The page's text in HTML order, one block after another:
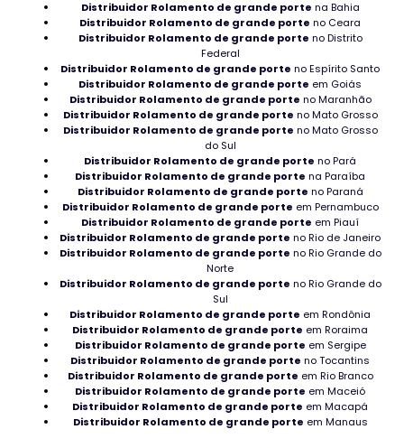
Mancal para tambor revestido
Comprar Rolamento para ventilador industrial
Distribuidor de Rolamentos para pedreira
Distribuidor rolamentos manutenção
Rolamentos baratos de 2° linha
Mancal Industrial em Roraima
Rolamento para indústria de celulose
Tipo de Rolamentos em Roraima
Rolamentos Autocompensadores de esferas em
Florianópolis
Rolamento SKF bom em Rondônia
Rolamento NTN em Macapá
Distribuidor Rolamento de grande porte na Bahia
Distribuidor Rolamento de grande porte no Ceara
Distribuidor Rolamento de grande porte no Distrito
Federal
Distribuidor Rolamento de grande porte no Espírito Santo
Distribuidor Rolamento de grande porte em Goiás
Distribuidor Rolamento de grande porte no Maranhão
Distribuidor Rolamento de grande porte no Mato Grosso
Distribuidor Rolamento de grande porte no Mato Grosso
do Sul
Distribuidor Rolamento de grande porte no Pará
Distribuidor Rolamento de grande porte na Paraíba
Distribuidor Rolamento de grande porte no Paraná
Distribuidor Rolamento de grande porte em Pernambuco
Distribuidor Rolamento de grande porte em Piauí
Distribuidor Rolamento de grande porte no Rio de Janeiro
Distribuidor Rolamento de grande porte no Rio Grande do
Norte
Distribuidor Rolamento de grande porte no Rio Grande do
Sul
Distribuidor Rolamento de grande porte em Rondônia
Distribuidor Rolamento de grande porte em Roraima
Distribuidor Rolamento de grande porte em Sergipe
Distribuidor Rolamento de grande porte no Tocantins
Distribuidor Rolamento de grande porte em Rio Branco
Distribuidor Rolamento de grande porte em Maceió
Distribuidor Rolamento de grande porte em Macapá
Distribuidor Rolamento de grande porte em Manaus